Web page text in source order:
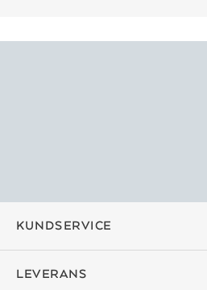
KUNDSERVICE
LEVERANS